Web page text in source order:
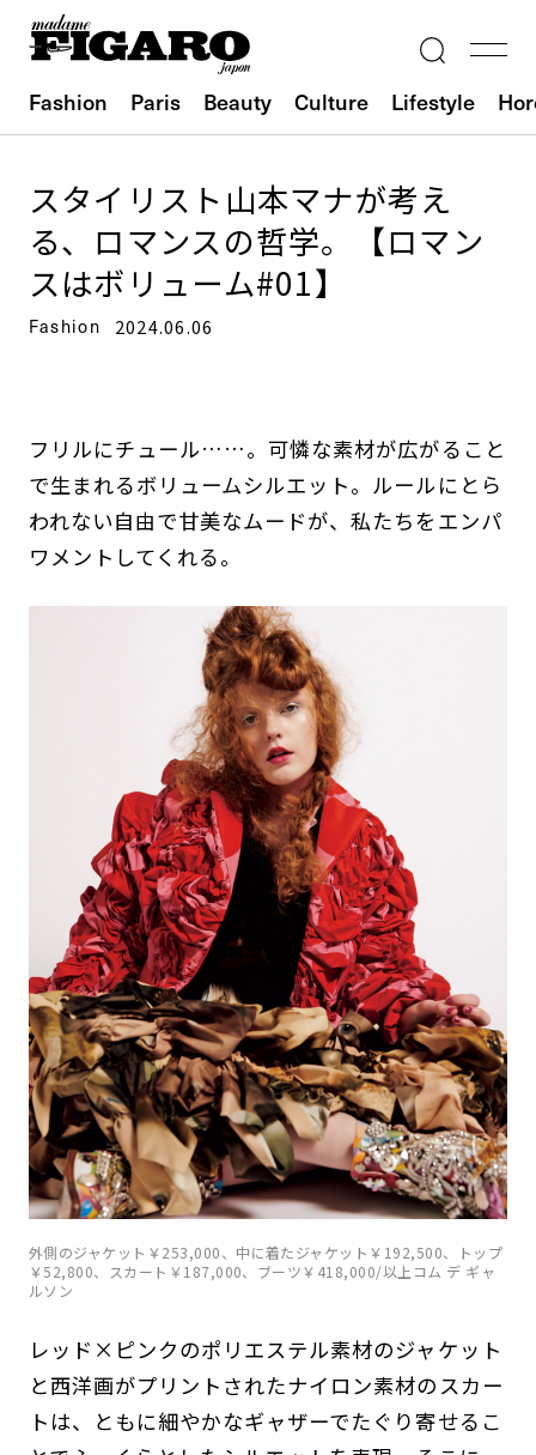
Fashion Paris Beauty Culture Lifestyle
スタイリスト山本マナが考え
る、ロマンスの哲学。【ロマン
スはボリューム#01】
Fashion 2024.06.06
フリルにチュール……。可憐な素材が広がること
で生まれるボリュームシルエット。ルールにとら
われない自由で甘美なムードが、私たちをエンパ
ワメントしてくれる。
外側のジャケット￥253,000、中に着たジャケット￥192,500、トップ
￥52,800、スカート￥187,000、ブーツ￥418,000/以上コム デ ギャ
ルソン
レッド×ピンクのポリエステル素材のジャケット
と西洋画がプリントされたナイロン素材のスカー
トは、ともに細やかなギャザーでたぐり寄せるこ